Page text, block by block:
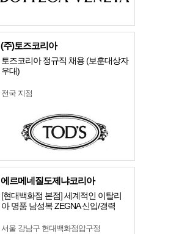
(주)토즈코리아
토즈코리아 정규직 채용 (보훈대상자
우대)
전국 지점
에르메네질도제냐코리아
[현대백화점 본점] 세계적인 이탈리
아 명품 남성복 ZEGNA 신입/경력
서울 강남구 현대백화점압구정